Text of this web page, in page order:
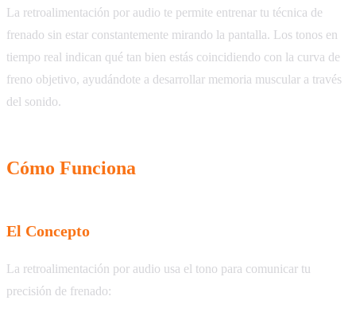
La retroalimentación por audio te permite entrenar tu técnica de
frenado sin estar constantemente mirando la pantalla. Los tonos en
tiempo real indican qué tan bien estás coincidiendo con la curva de
freno objetivo, ayudándote a desarrollar memoria muscular a través
del sonido.
Cómo Funciona
El Concepto
La retroalimentación por audio usa el tono para comunicar tu
precisión de frenado: